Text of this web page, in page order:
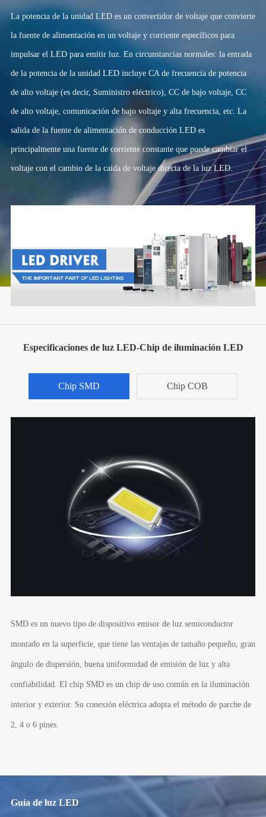
La potencia de la unidad LED es un convertidor de voltaje que convierte
la fuente de alimentación en un voltaje y corriente específicos para
impulsar el LED para emitir luz. En circunstancias normales: la entrada
de la potencia de la unidad LED incluye CA de frecuencia de potencia
de alto voltaje (es decir, Suministro eléctrico), CC de bajo voltaje, CC
de alto voltaje, comunicación de bajo voltaje y alta frecuencia, etc. La
salida de la fuente de alimentación de conducción LED es
principalmente una fuente de corriente constante que puede cambiar el
voltaje con el cambio de la caída de voltaje directa de la luz LED.
Especificaciones de luz LED-Chip de iluminación LED
Chip SMD Chip COB
SMD es un nuevo tipo de dispositivo emisor de luz semiconductor
montado en la superficie, que tiene las ventajas de tamaño pequeño, gran
ángulo de dispersión, buena uniformidad de emisión de luz y alta
confiabilidad. El chip SMD es un chip de uso común en la iluminación
interior y exterior. Su conexión eléctrica adopta el método de parche de
2, 4 o 6 pines.
Guía de luz LED